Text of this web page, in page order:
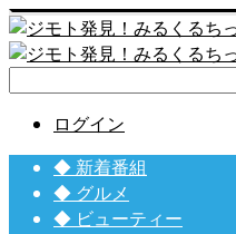
ログイン
◆ 新着番組
◆ グルメ
◆ ビューティー